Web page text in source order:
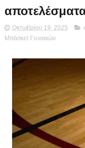
Οκτωβρίου 19, 2025
Μπάσκετ Γυναικών